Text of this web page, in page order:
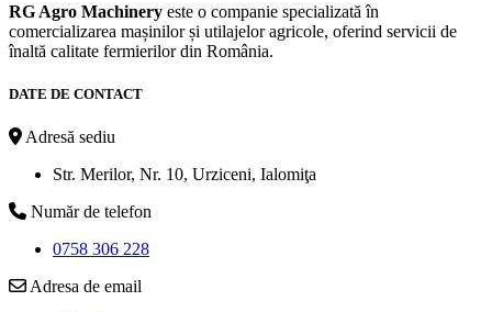
RG Agro Machinery este o companie specializată în
comercializarea mașinilor și utilajelor agricole, oferind servicii de
înaltă calitate fermierilor din România.
DATE DE CONTACT
Adresă sediu
Str. Merilor, Nr. 10, Urziceni, Ialomiţa
Număr de telefon
0758 306 228
Adresa de email